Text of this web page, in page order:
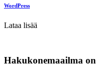
WordPress
Lataa lisää
Hakukonemaailma